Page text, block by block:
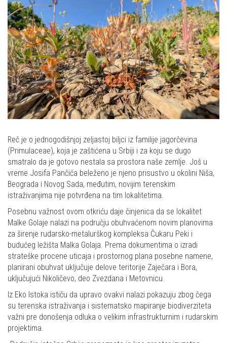
Reč je o jednogodišnjoj zeljastoj biljci iz familije jagorčevina
(Primulaceae), koja je zaštićena u Srbiji i za koju se dugo
smatralo da je gotovo nestala sa prostora naše zemlje. Još u
vreme Josifa Pančića beleženo je njeno prisustvo u okolini Niša,
Beograda i Novog Sada, međutim, novijim terenskim
istraživanjima nije potvrđena na tim lokalitetima.
Posebnu važnost ovom otkriću daje činjenica da se lokalitet
Malke Golaje nalazi na području obuhvaćenom novim planovima
za širenje rudarsko-metalurškog kompleksa Čukaru Peki i
budućeg ležišta Malka Golaja. Prema dokumentima o izradi
strateške procene uticaja i prostornog plana posebne namene,
planirani obuhvat uključuje delove teritorije Zaječara i Bora,
uključujući Nikoličevo, deo Zvezdana i Metovnicu.
Iz Eko Istoka ističu da upravo ovakvi nalazi pokazuju zbog čega
su terenska istraživanja i sistematsko mapiranje biodiverziteta
važni pre donošenja odluka o velikim infrastrukturnim i rudarskim
projektima.